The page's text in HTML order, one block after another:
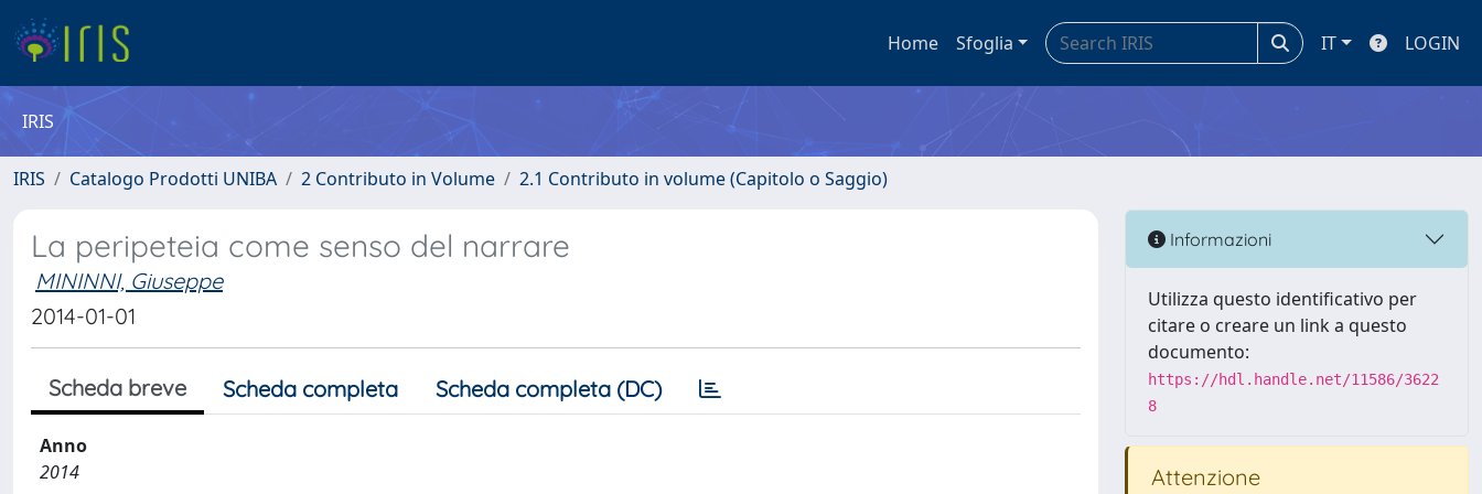
Home Sfoglia IT LOGIN
IRIS
IRIS Catalogo Prodotti UNIBA 2 Contributo in Volume 2.1 Contributo in volume (Capitolo o Saggio)
La peripeteia come senso del narrare
MININNI, Giuseppe
2014-01-01
Scheda breve Scheda completa Scheda completa (DC)
Anno
2014
Informazioni
Utilizza questo identificativo per
citare o creare un link a questo
documento:
https://hdl.handle.net/11586/3622
8
Attenzione